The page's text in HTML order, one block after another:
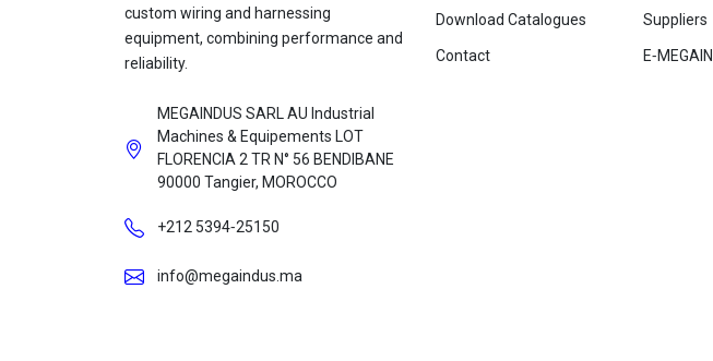
custom wiring and harnessing
equipment, combining performance and
reliability.
MEGAINDUS SARL AU Industrial
Machines & Equipements LOT
FLORENCIA 2 TR N° 56 BENDIBANE
90000 Tangier, MOROCCO
+212 5394‑25150
info@megaindus.ma
Download Catalogues
Contact
Suppliers